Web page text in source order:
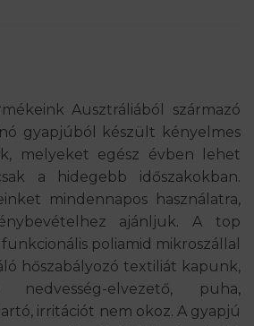
Ausztráliából származó
gyapjúból készült kényelmes
melyeket egész évben lehet
a hidegebb időszakokban.
mindennapos használatra,
ajánljuk. A top
poliamid mikroszállal
hőszabályozó textiliát kapunk,
elvezető, puha,
irritációt nem okoz. A gyapjú